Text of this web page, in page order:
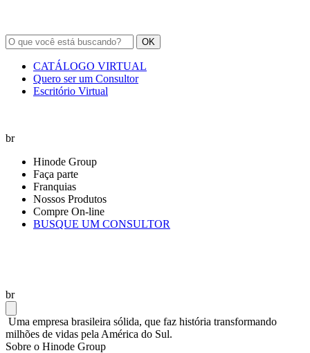
OK
CATÁLOGO VIRTUAL
Quero ser um Consultor
Escritório Virtual
br
Hinode Group
Faça parte
Franquias
Nossos Produtos
Compre On-line
BUSQUE UM CONSULTOR
br
Uma empresa brasileira sólida, que faz história transformando
milhões de vidas pela América do Sul.
Sobre o Hinode Group